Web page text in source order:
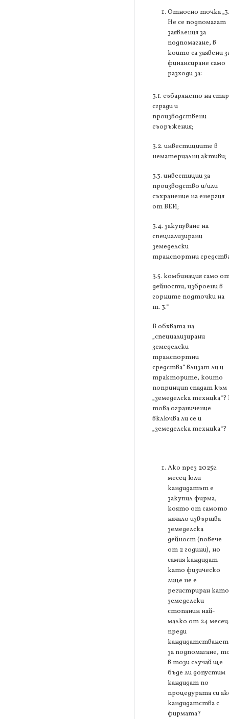
Относно точка „3.
Не се подпомагат
заявления за
подпомагане, в
които са заявени
финансиране само
разходи за:
3.1. събарянето на
сгради и
производствени
съоръжения;
3.2. инвестициите в
нематериални активи;
3.3. инвестиции за
производство и/или
съхранение на енергия
от ВЕИ;
3.4. закупуване на
специализирани
земеделски
транспортни
3.5. комбинация само
дейности, изброени в
горните подточки на
т. 3.“
В обхвата на
„специализирани
земеделски
транспортни
средства“ влизат ли и
тракторите, които
попринцип спадат към
„земеделска техника“?
това ограничение
включва ли се и
„земеделска техника“?
Ако през 2025г.
месец юли
кандидатът е
закупил фирма,
която от самото
начало извършва
земеделска
дейност (повече
от 2 години), но
самия кандидат
като физическо
лице не е
регистриран като
земеделски
стопанин най-
малко от 24
преди
за подпомагане,
в този случай ще
бъде ли допустим
кандидат по
процедурата си
кандидатства с
фирмата?